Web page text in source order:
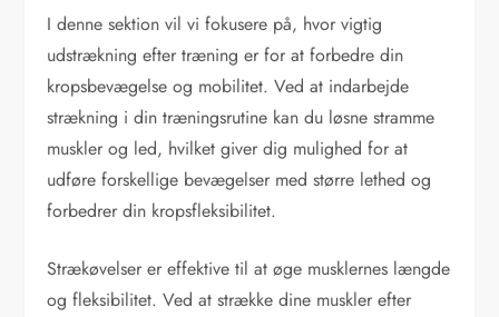
I denne sektion vil vi fokusere på, hvor vigtig
udstrækning efter træning er for at forbedre din
kropsbevægelse og mobilitet. Ved at indarbejde
strækning i din træningsrutine kan du løsne stramme
muskler og led, hvilket giver dig mulighed for at
udføre forskellige bevægelser med større lethed og
forbedrer din kropsfleksibilitet.
Strækøvelser er effektive til at øge musklernes længde
og fleksibilitet. Ved at strække dine muskler efter